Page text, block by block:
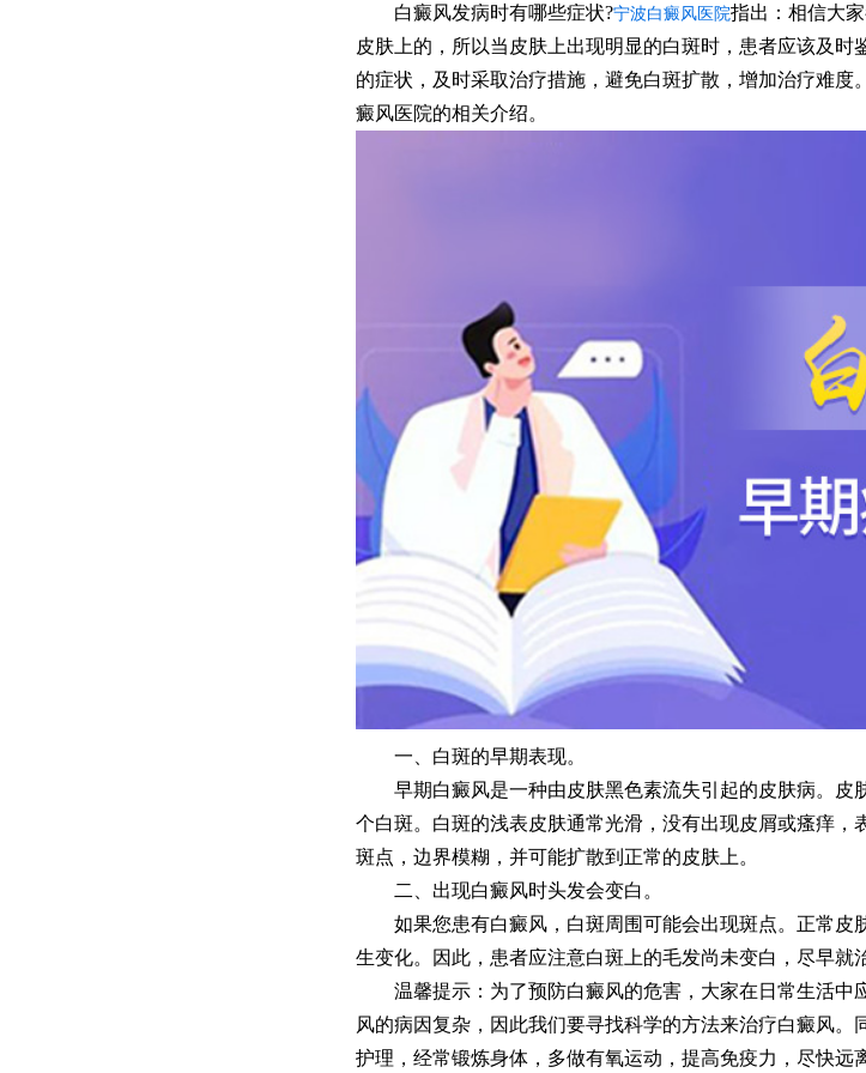
白癜风发病时有哪些症状?宁波白癜风医院指出：相信大
皮肤上的，所以当皮肤上出现明显的白斑时，患者应该及
的症状，及时采取治疗措施，避免白斑扩散，增加治疗难度
癜风医院的相关介绍。
一、白斑的早期表现。
早期白癜风是一种由皮肤黑色素流失引起的皮肤病。皮
个白斑。白斑的浅表皮肤通常光滑，没有出现皮屑或瘙痒
斑点，边界模糊，并可能扩散到正常的皮肤上。
二、出现白癜风时头发会变白。
如果您患有白癜风，白斑周围可能会出现斑点。正常皮
生变化。因此，患者应注意白斑上的毛发尚未变白，尽早就
温馨提示：为了预防白癜风的危害，大家在日常生活中
风的病因复杂，因此我们要寻找科学的方法来治疗白癜风
护理，经常锻炼身体，多做有氧运动，提高免疫力，尽快远